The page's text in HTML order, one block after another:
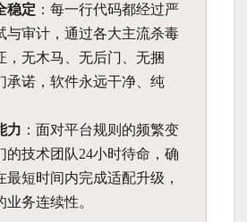
稳定 ：每一行代码都经过严
与审计，通过各大主流杀毒
，无木马、无后门、无捆
承诺，软件永远干净、纯
力 ：面对平台规则的频繁变
的技术团队24小时待命，确
最短时间内完成适配升级，
业务连续性。